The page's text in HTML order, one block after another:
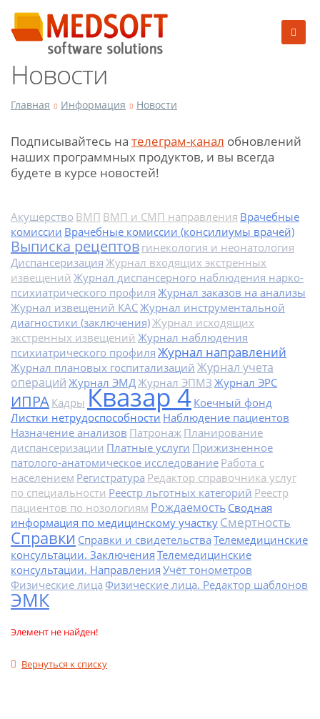
Новости
Главная Информация Новости
Подписывайтесь на телеграм-канал обновлений
наших программных продуктов, и вы всегда
будете в курсе новостей!
Акушерство ВМП ВМП и СМП направления Врачебные
комиссии Врачебные комиссии (консилиумы врачей)
Выписка рецептов гинекология и неонатология
Диспансеризация Журнал входящих экстренных
извещений Журнал диспансерного наблюдения нарко-
психиатрического профиля Журнал заказов на анализы
Журнал извещений КАСЖурнал инструментальной
диагностики (заключения)Журнал исходящих
экстренных извещений Журнал наблюдения
психиатрического профиля Журнал направлений
Журнал плановых госпитализаций Журнал учета
операций Журнал ЭМДЖурнал ЭПМЗ Журнал ЭРС
ИПРА Кадры Квазар 4 Коечный фонд
Листки нетрудоспособности Наблюдение пациентов
Назначение анализов Патронаж Планирование
диспансеризации Платные услуги Прижизненное
патолого-анатомическое исследование Работа с
населением Регистратура Редактор справочника услуг
по специальности Реестр льготных категорий Реестр
пациентов по нозологиям Рождаемость Сводная
информация по медицинскому участку Смертность
Справки Справки и свидетельства Телемедицинские
консультации. Заключения Телемедицинские
консультации. Направления Учёт тонометров
Физические лица Физические лица. Редактор шаблонов
ЭМК
Элемент не найден!
Вернуться к списку